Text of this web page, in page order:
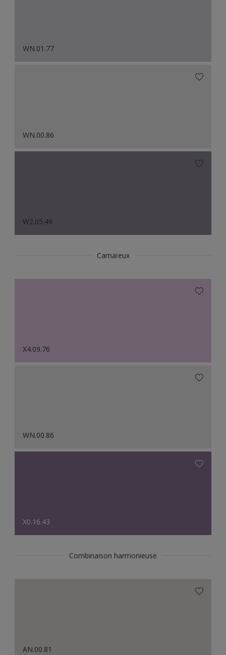
WN.01.77
WN.00.86
W2.05.49
Camaïeux
X4.09.76
WN.00.86
X0.16.43
Combinaison harmonieuse
AN.00.81